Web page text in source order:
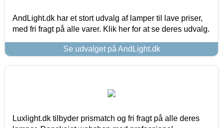
AndLight.dk har et stort udvalg af lamper til lave priser,
med fri fragt på alle varer. Klik her for at se deres udvalg.
Se udvalget på AndLight.dk
Luxlight.dk tilbyder prismatch og fri fragt på alle deres